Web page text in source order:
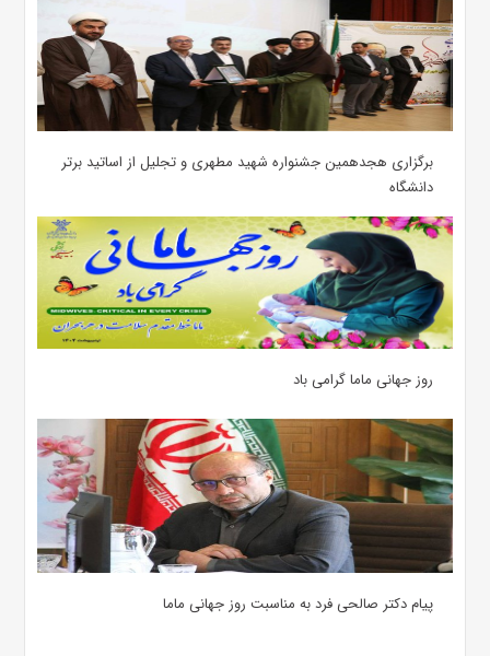
برگزاری هجدهمین جشنواره شهید مطهری و تجلیل از اساتید برتر
دانشگاه
روز جهانی ماما گرامی باد
پیام دکتر صالحی فرد به مناسبت روز جهانی ماما